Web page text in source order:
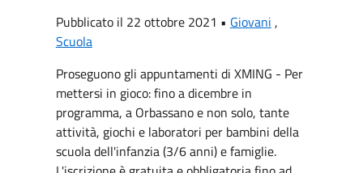
Pubblicato il 22 ottobre 2021 • Giovani ,
Scuola
Proseguono gli appuntamenti di XMING - Per
mettersi in gioco: fino a dicembre in
programma, a Orbassano e non solo, tante
attività, giochi e laboratori per bambini della
scuola dell'infanzia (3/6 anni) e famiglie.